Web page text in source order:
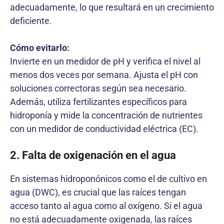
adecuadamente, lo que resultará en un crecimiento
deficiente.
Cómo evitarlo:
Invierte en un medidor de pH y verifica el nivel al
menos dos veces por semana. Ajusta el pH con
soluciones correctoras según sea necesario.
Además, utiliza fertilizantes específicos para
hidroponía y mide la concentración de nutrientes
con un medidor de conductividad eléctrica (EC).
2. Falta de oxigenación en el agua
En sistemas hidroponónicos como el de cultivo en
agua (DWC), es crucial que las raíces tengan
acceso tanto al agua como al oxígeno. Si el agua
no está adecuadamente oxigenada, las raíces